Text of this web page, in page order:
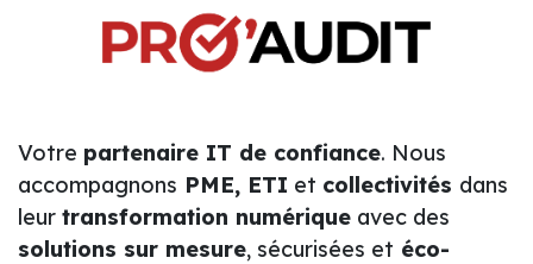
Votre partenaire IT de confiance. Nous
accompagnons PME, ETI et collectivités dans
leur transformation numérique avec des
solutions sur mesure, sécurisées et éco-